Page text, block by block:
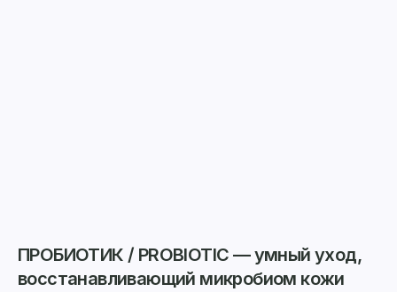
ПРОБИОТИК / PROBIOTIC — умный уход,
восстанавливающий микробиом кожи